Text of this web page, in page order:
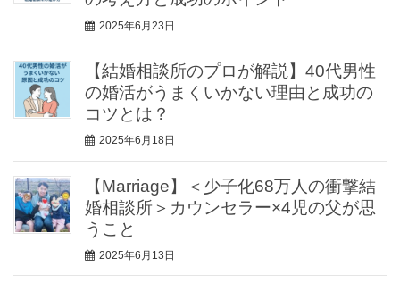
2025年6月23日
【結婚相談所のプロが解説】40代男性
の婚活がうまくいかない理由と成功の
コツとは？
2025年6月18日
【Marriage】＜少子化68万人の衝撃結
婚相談所＞カウンセラー×4児の父が思
うこと
2025年6月13日